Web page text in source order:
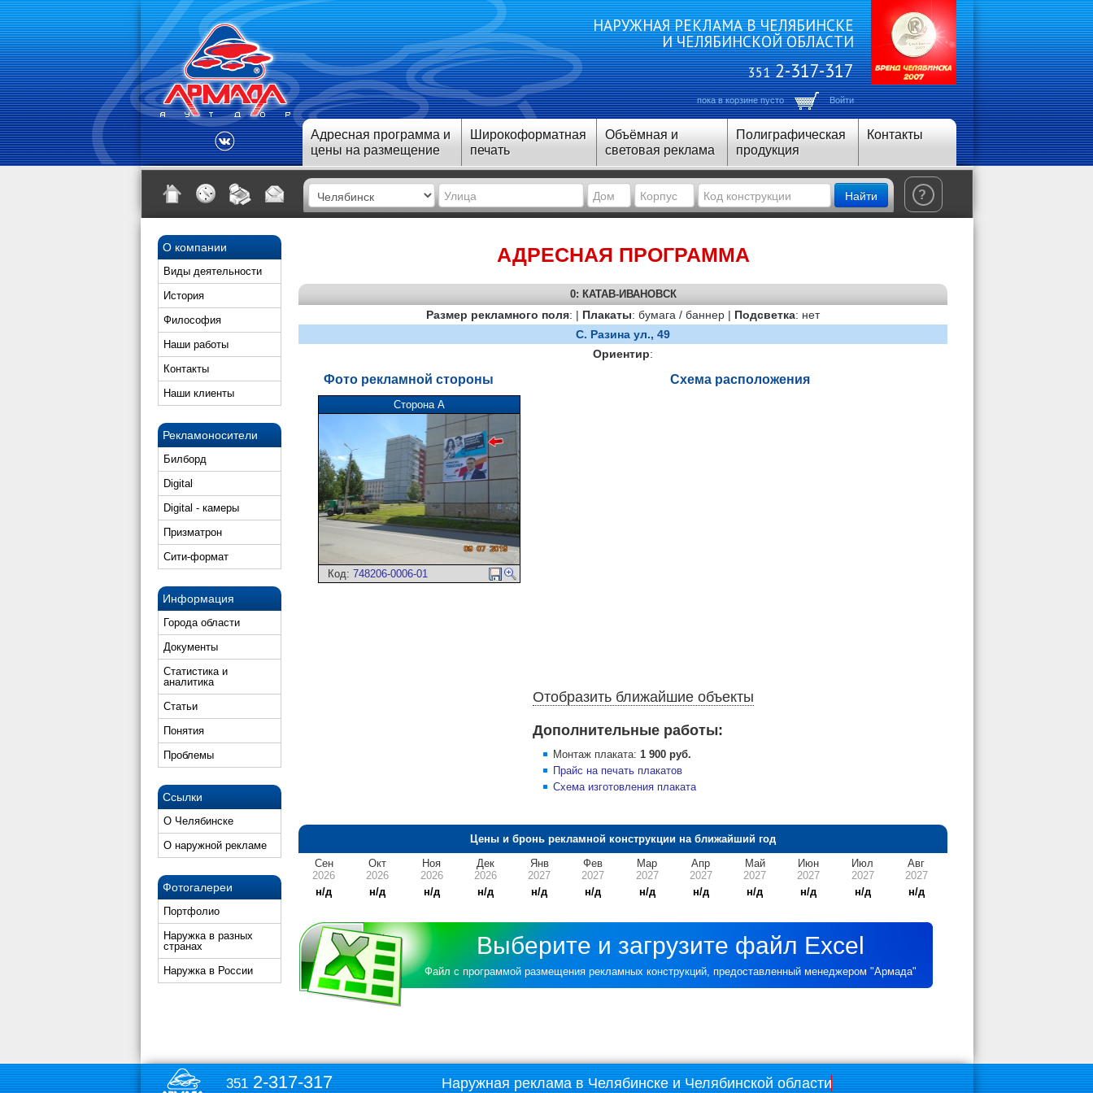
НАРУЖНАЯ РЕКЛАМА В ЧЕЛЯБИНСКЕ
И ЧЕЛЯБИНСКОЙ ОБЛАСТИ
3512-317-317
пока в корзине пусто Войти
Адресная программа и
цены на размещение
Широкоформатная
печать
Объёмная и
световая реклама
Полиграфическая
продукция
Контакты
Найти ?
О компании
Виды деятельности
История
Философия
Наши работы
Контакты
Наши клиенты
Рекламоносители
Билборд
Digital
Digital - камеры
Призматрон
Сити-формат
Информация
Города области
Документы
Статистика и
аналитика
Статьи
Понятия
Проблемы
Ссылки
О Челябинске
О наружной рекламе
Фотогалереи
Портфолио
Наружка в разных
странах
Наружка в России
АДРЕСНАЯ ПРОГРАММА
0: КАТАВ-ИВАНОВСК
Размер рекламного поля: | Плакаты: бумага / баннер | Подсветка: нет
С. Разина ул., 49
Ориентир:
Фото рекламной стороны
Сторона А
Код:748206-0006-01
Схема расположения
Отобразить ближайшие объекты
Дополнительные работы:
Монтаж плаката: 1 900 руб.
Прайс на печать плакатов
Схема изготовления плаката
Цены и бронь рекламной конструкции на ближайший год
Сен
2026
н/д
Окт
2026
н/д
Ноя
2026
н/д
Дек
2026
н/д
Янв
2027
н/д
Фев
2027
н/д
Мар
2027
н/д
Апр
2027
н/д
Май
2027
н/д
Июн
2027
н/д
Июл
2027
н/д
Авг
2027
н/д
Выберите и загрузите файл Excel
Файл с программой размещения рекламных конструкций, предоставленный менеджером "Армада"
3512-317-317 Наружная реклама в Челябинске и Челябинской области